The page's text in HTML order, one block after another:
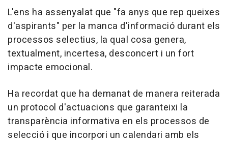
L'ens ha assenyalat que "fa anys que rep queixes
d'aspirants" per la manca d'informació durant els
processos selectius, la qual cosa genera,
textualment, incertesa, desconcert i un fort
impacte emocional.
Ha recordat que ha demanat de manera reiterada
un protocol d'actuacions que garanteixi la
transparència informativa en els processos de
selecció i que incorpori un calendari amb els